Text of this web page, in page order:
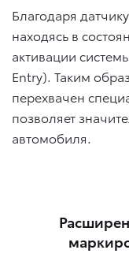
Благодаря
находясь в
активации
Entry). Таким
перехвачен
позволяет
автомобиля.